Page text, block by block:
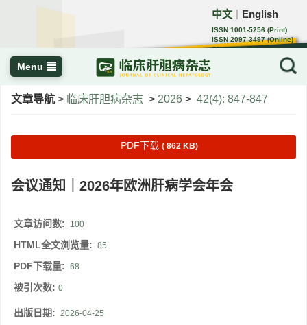
中文 English
ISSN 1001-5256 (Print)
ISSN 2097-3497 (Online)
CN 22-1108/R
Menu
文章导航 > 临床肝胆病杂志 > 2026 > 42(4): 847-847
PDF下载 ( 862 KB)
会议通知｜2026年欧洲肝病学会年会
文章访问数: 100
HTML全文浏览量: 85
PDF下载量: 68
被引次数: 0
出版日期: 2026-04-25